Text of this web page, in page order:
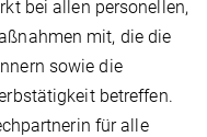
bei allen personellen,
mit, die die
sowie die
betreffen.
für alle